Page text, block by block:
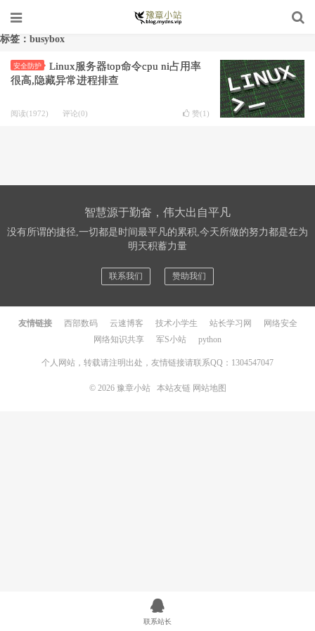
标签：busybox
安全防护
Linux服务器top命令cpu ni占用率
很高,隐藏异常进程排查
阅读(1972) 评论(0) 赞(1 )
智慧源于勤奋，伟大出自平凡
没有所谓的捷径,一切都是时间最平凡的累积,今天所做的努力都是在为
明天积蓄力量
联系我们 赞助我们
友情链接 西部数码 云速博客 技术小学生 站长学习网
网络安全
网络知识共享
军S小站 python
个人网站，转载请注明出处，友情链接请联系QQ：1304547047
© 2026 豫章小站 本站友链 网站地图
联系站长